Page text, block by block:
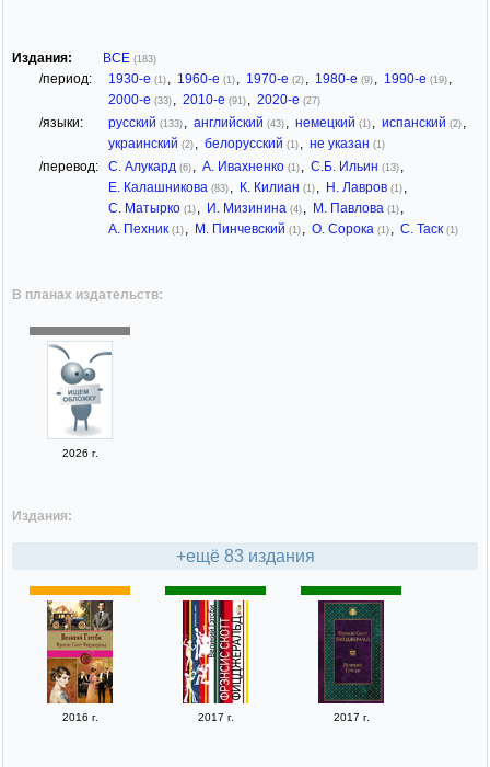
Издания: ВСЕ (183)
/период: 1930-е (1) , 1960-е (1) , 1970-е (2) , 1980-е (9) , 1990-е (19) ,
2000-е (33) , 2010-е (91) , 2020-е (27)
/языки: русский (133) , английский (43) , немецкий (1) , испанский (2) ,
украинский (2) , белорусский (1) , не указан (1)
/перевод: С. Алукард (6) , А. Ивахненко (1) , С.Б. Ильин (13) ,
Е. Калашникова (83) , К. Килиан (1) , Н. Лавров (1) ,
С. Матырко (1) , И. Мизинина (4) , М. Павлова (1) ,
А. Пехник (1) , М. Пинчевский (1) , О. Сорока (1) , С. Таск (1)
В планах издательств:
2026 г.
Издания:
+ещё 83 издания
2016 г. 2017 г. 2017 г.